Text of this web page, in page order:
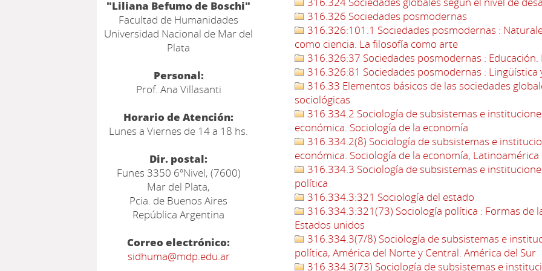
316.326 Sociedades posmodernas
316.326:101.1 Sociedades posmodernas :
como ciencia. La filosofía como arte
316.326:37 Sociedades posmodernas :
316.326:81 Sociedades posmodernas : Lingüística
316.33 Elementos básicos de las sociedades
sociológicas
316.334.2 Sociología de subsistemas e
económica. Sociología de la economía
316.334.2(8) Sociología de subsistemas e
económica. Sociología de la economía, Latinoamérica
316.334.3 Sociología de subsistemas e
política
316.334.3:321 Sociología del estado
316.334.3:321(73) Sociología política : Formas de
Estados unidos
316.334.3(7/8) Sociología de subsistemas e
política, América del Norte y Central. América del Sur
316.334.3(73) Sociología de subsistemas e
"Liliana Befumo de Boschi"
Facultad de Humanidades
Universidad Nacional de Mar del
Plata
Personal:
Prof. Ana Villasanti
Horario de Atención:
Lunes a Viernes de 14 a 18 hs.
Dir. postal:
Funes 3350 6ºNivel, (7600)
Mar del Plata,
Pcia. de Buenos Aires
República Argentina
Correo electrónico:
sidhuma@mdp.edu.ar